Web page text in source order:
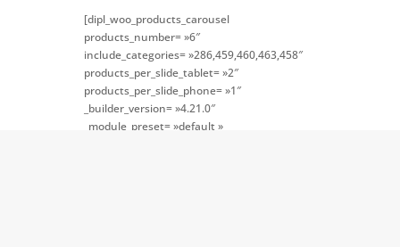
[dipl_woo_products_carousel
products_number= »6″
include_categories= »286,459,460,463,458″
products_per_slide_tablet= »2″
products_per_slide_phone= »1″
_builder_version= »4.21.0″
_module_preset= »default »